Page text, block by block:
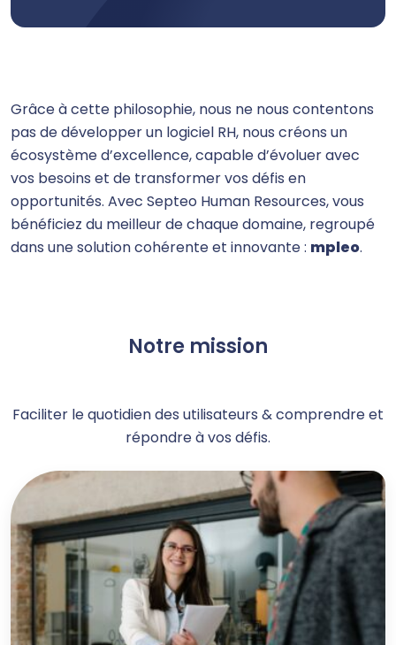
Grâce à cette philosophie, nous ne nous contentons
pas de développer un logiciel RH, nous créons un
écosystème d’excellence, capable d’évoluer avec
vos besoins et de transformer vos défis en
opportunités. Avec Septeo Human Resources, vous
bénéficiez du meilleur de chaque domaine, regroupé
dans une solution cohérente et innovante : mpleo.
Notre mission
Faciliter le quotidien des utilisateurs & comprendre et
répondre à vos défis.